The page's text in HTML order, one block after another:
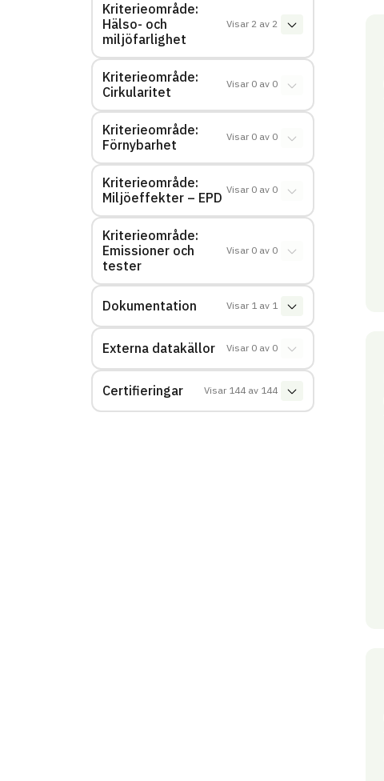
Kriterieområde:
Hälso- och
miljöfarlighet
Visar 2 av 2
Kriterieområde:
Cirkularitet
Visar 0 av 0
Kriterieområde:
Förnybarhet
Visar 0 av 0
Kriterieområde:
Miljöeffekter – EPD
Visar 0 av 0
Kriterieområde:
Emissioner och
tester
Visar 0 av 0
Dokumentation Visar 1 av 1
Externa datakällor Visar 0 av 0
Certifieringar Visar 144 av 144